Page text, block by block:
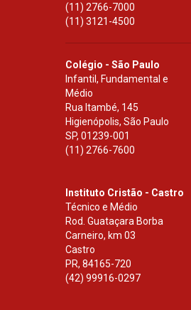
(11) 2766-7000
(11) 3121-4500
Colégio - São Paulo
Infantil, Fundamental e
Médio
Rua Itambé, 145
Higienópolis, São Paulo
SP, 01239-001
(11) 2766-7600
Instituto Cristão - Castro
Técnico e Médio
Rod. Guataçara Borba
Carneiro, km 03
Castro
PR, 84165-720
(42) 99916-0297